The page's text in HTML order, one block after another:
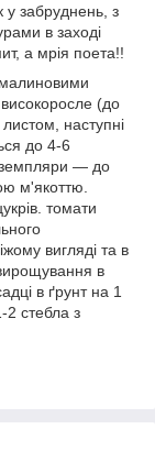
забруднень, з
в заході
а мрія поета!!
малиновими
(до
наступні
до 4-6
— до
м'якоттю.
томати
вигляді та в
в
в ґрунт на 1
стебла з